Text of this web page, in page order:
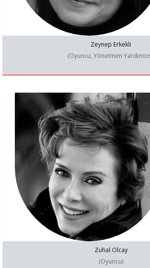
Zeynep Erkekli
(Oyuncu, Yönetmen
Zuhal Olcay
(Oyuncu)